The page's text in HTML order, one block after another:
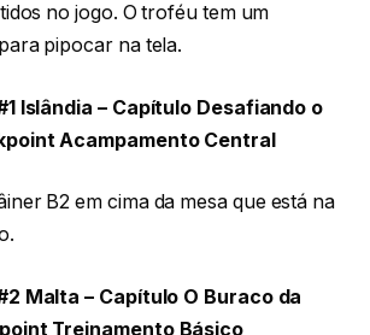
no jogo. O troféu tem um
pipocar na tela.
Islândia – Capítulo Desafiando o
Acampamento Central
B2 em cima da mesa que está na
Malta – Capítulo O Buraco da
Treinamento Básico